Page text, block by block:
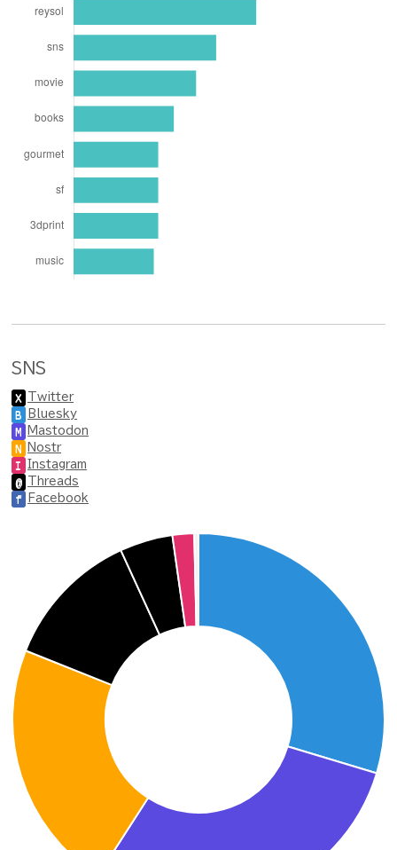
SNS
X Twitter
B Bluesky
M Mastodon
N Nostr
I Instagram
@ Threads
f Facebook